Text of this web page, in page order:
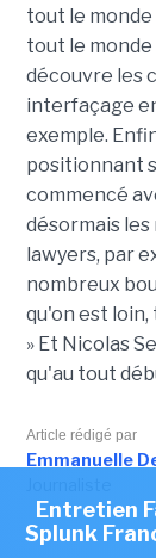
tout le monde
tout le monde
découvre les
interfaçage
exemple.
positionnant
commencé
désormais les
lawyers, par
nombreux
qu'on est
» Et Nicolas
qu'au tout
Article rédigé par
Emmanuelle
Entretien
Splunk